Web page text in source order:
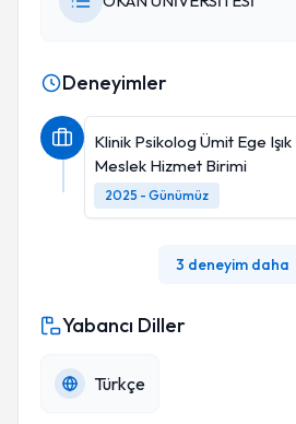
Deneyimler
Klinik Psikolog Ümit Ege
Meslek Hizmet Birimi
2025 - Günümüz
3 deneyim daha
Yabancı Diller
Türkçe